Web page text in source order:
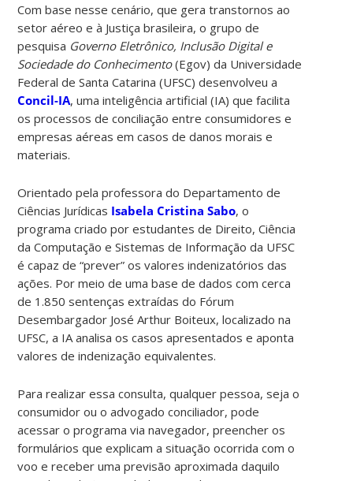
Com base nesse cenário, que gera transtornos ao
setor aéreo e à Justiça brasileira, o grupo de
pesquisa Governo Eletrônico, Inclusão Digital e
Sociedade do Conhecimento(Egov) da Universidade
Federal de Santa Catarina (UFSC) desenvolveu a
Concil-IA, uma inteligência artificial (IA) que facilita
os processos de conciliação entre consumidores e
empresas aéreas em casos de danos morais e
materiais.
Orientado pela professora do Departamento de
Ciências Jurídicas Isabela Cristina Sabo, o
programa criado por estudantes de Direito, Ciência
da Computação e Sistemas de Informação da UFSC
é capaz de “prever” os valores indenizatórios das
ações. Por meio de uma base de dados com cerca
de 1.850 sentenças extraídas do Fórum
Desembargador José Arthur Boiteux, localizado na
UFSC, a IA analisa os casos apresentados e aponta
valores de indenização equivalentes.
Para realizar essa consulta, qualquer pessoa, seja o
consumidor ou o advogado conciliador, pode
acessar o programa via navegador, preencher os
formulários que explicam a situação ocorrida com o
voo e receber uma previsão aproximada daquilo